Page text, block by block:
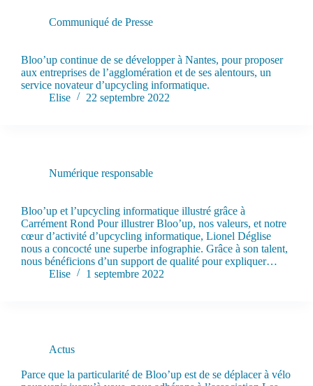
Communiqué de Presse
Bloo’up continue de se développer à Nantes, pour proposer
aux entreprises de l’agglomération et de ses alentours, un
service novateur d’upcycling informatique.
Elise
22 septembre 2022
Numérique responsable
Bloo’up et l’upcycling informatique illustré grâce à
Carrément Rond Pour illustrer Bloo’up, nos valeurs, et notre
cœur d’activité d’upcycling informatique, Lionel Déglise
nous a concocté une superbe infographie. Grâce à son talent,
nous bénéficions d’un support de qualité pour expliquer…
Elise
1 septembre 2022
Actus
Parce que la particularité de Bloo’up est de se déplacer à vélo